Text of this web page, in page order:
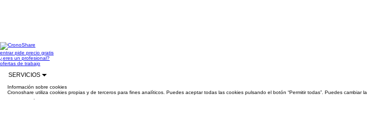
entrarpide precio gratis
¿eres un profesional?
ofertas de trabajo
SERVICIOS
Información sobre cookies
Cronoshare utiliza cookies propias y de terceros para fines analíticos. Puedes aceptar todas las cookies pulsando el botón “Permitir todas”. Puedes cambiar la